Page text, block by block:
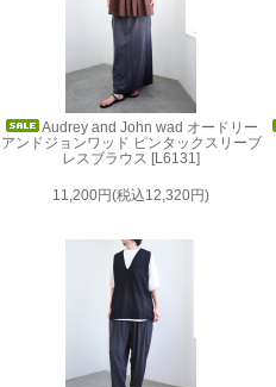
Audrey and John wad オードリー
アンドジョンワッド ピンタックスリーブ
レスブラウス [L6131]
11,200円(税込12,320円)